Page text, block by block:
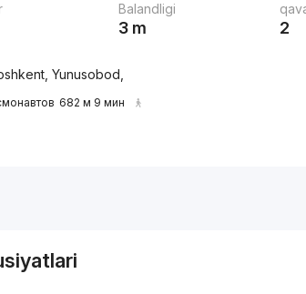
Balandligi
3 m 2
Yunusobod,
682 м 9 мин